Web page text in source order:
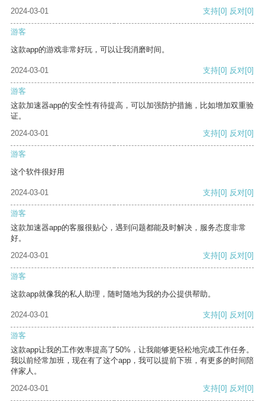
2024-03-01
支持[0] 反对[0]
游客
这款app的游戏非常好玩，可以让我消磨时间。
2024-03-01 支持[0] 反对[0]
游客
这款加速器app的安全性有待提高，可以加强防护措施，比如增加双重验
证。
2024-03-01
支持[0] 反对[0]
游客
这个软件很好用
2024-03-01 支持[0] 反对[0]
游客
这款加速器app的客服很贴心，遇到问题都能及时解决，服务态度非常
好。
2024-03-01
支持[0] 反对[0]
游客
这款app就像我的私人助理，随时随地为我的办公提供帮助。
2024-03-01 支持[0] 反对[0]
游客
这款app让我的工作效率提高了50%，让我能够更轻松地完成工作任务。
我以前经常加班，现在有了这个app，我可以提前下班，有更多的时间陪
伴家人。
2024-03-01
支持[0] 反对[0]